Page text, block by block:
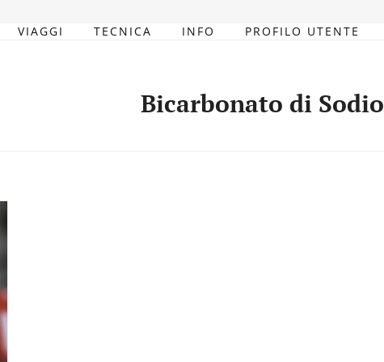
VIAGGI TECNICA INFO PROFILO UTENTE
Bicarbonato di Sodio